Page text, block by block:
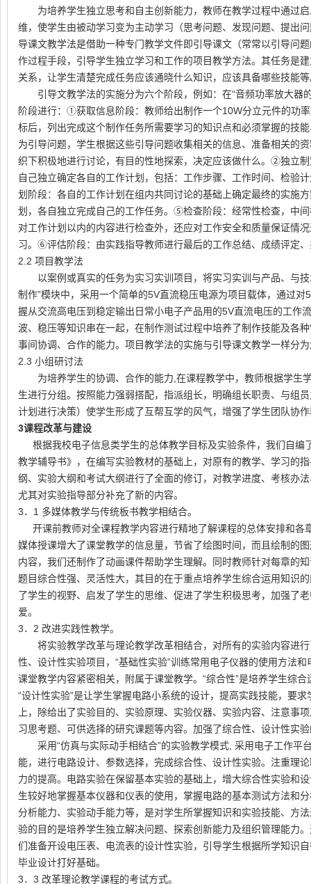
为培养学生独立思考和自主创新能力，教师在教学过程中通过启
维，使学生由被动学习变为主动学习（思考问题、发现问题、提出
导课文教学法是借助一种专门教学文件即引导课文（常常以引导问
作过程手段，引导学生独立学习和工作的项目教学方法。其任务是
关系，让学生清楚完成任务应该通晓什么知识，应该具备哪些技能
引导文教学法的实施分为六个阶段，例如：在“音频功率放大器
阶段进行：①获取信息阶段：教师给出制作一个10W分立元件的功
标后，列出完成这个制作任务所需要学习的知识点和必须掌握的技
为引导问题，学生根据这些引导问题收集相关的信息、准备相关的
织下积极地进行讨论，有目的性地探索，决定应该做什么。②独立
自己独立确定各自的工作计划，包括：工作步骤、工作时间、检验
划阶段：各自的工作计划在组内共同讨论的基础上确定最终的实施
划，各自独立完成自己的工作任务。⑤检查阶段：经常性检查，中
对工作计划以内的内容进行检查外，还应对工作安全和质量保证情
习。⑥评估阶段：由实践指导教师进行最后的工作总结、成绩评定
2.2 项目教学法
以案例或真实的任务为实习实训项目，将实习实训与产品、与技
制作”模块中，采用一个简单的5V直流稳压电源为项目载体，通过对
握从交流高电压到稳定输出日常小电子产品用的5V直流电压的工作
波、稳压等知识串在一起，在制作测试过程中培养了制作技能及各
事间协调、合作的能力。项目教学法的实施与引导课文教学一样分
2.3 小组研讨法
为培养学生的协调、合作的能力 在课程教学中，教师根据学生
生进行分组。按照能力强弱搭配，指派组长，明确组长职责、与组
计划进行决策）使学生形成了互帮互学的风气，增强了学生团队协
3课程改革与建设
根据我校电子信息类学生的总体教学目标及实验条件，我们自
教学辅导书》，在编写实验教材的基础上，对原有的教学、学习的
纲、实验大纲和考试大纲进行了全面的修订，对教学进度、考核办
尤其对实验指导部分补充了新的内容。
3． 1 多媒体教学与传统板书教学相结合。
开课前教师对全课程教学内容进行精地了解课程的总体安排和
媒体授课增大了课堂教学的信息量，节省了绘图时间，而且绘制的
内容，我们还制作了动画课件帮助学生理解。同时教师针对每章的
题目综合性强、灵活性大，其目的在于重点培养学生综合运用知识
了学生的视野、启发了学生的思维、促进了学生积极思考，加强了
爱。
3． 2 改进实践性教学。
将实验教学改革与理论教学改革相结合，对所有的实验内容进
性、设计性实验项目，“基础性实验”训练常用电子仪器的使用方法
课堂教学内容紧密相关，附属于课堂教学。“综合性”是培养学生综
“设计性实验”是让学生掌握电路小系统的设计，提高实践技能，要
上，除给出了实验目的、实验原理、实验仪器、实验内容、注意事
习思考题、可供选择的研究课题等内容。加强了综合性、设计性实
采用“仿真与实际动手相结合”的实验教学模式 采用电子工作平
能，进行电路设计、参数选择，完成综合性、设计性实验。注重理
力的提高。电路实验在保留基本实验的基础上，增大综合性实验和
生较好地掌握基本仪器和仪表的使用，掌握电路的基本测试方法和
分析能力、实验动手能力等，是对学生所掌握知识和实验技能、方
验的目的是培养学生独立解决问题、探索创新能力及组织管理能力
们准备开设电压表、电流表的设计性实验，引导学生根据所学知识
毕业设计打好基础。
3． 3 改革理论教学课程的考试方式。